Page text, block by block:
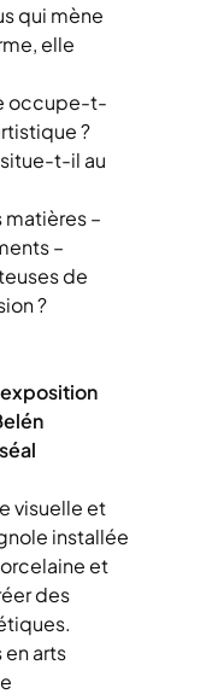
qui mène
elle
occupe-t-
?
t-il au
matières –
–
de
?
visuelle et
installée
et
des
arts